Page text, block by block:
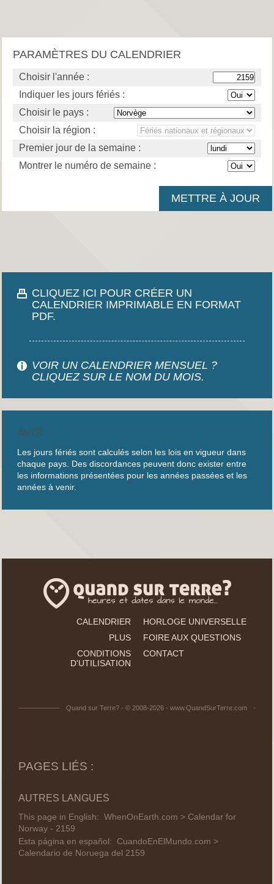
PARAMÈTRES DU CALENDRIER
Choisir l'année :
Indiquer les jours fériés :
Choisir le pays :
Choisir la région :
Premier jour de la semaine :
Montrer le numéro de semaine :
CLIQUEZ ICI POUR CRÉER UN
CALENDRIER IMPRIMABLE EN FORMAT
PDF.
VOIR UN CALENDRIER MENSUEL ?
CLIQUEZ SUR LE NOM DU MOIS.
AVIS
Les jours fériés sont calculés selon les lois en vigueur dans
chaque pays. Des discordances peuvent donc exister entre
les informations présentées pour les années passées et les
années à venir.
CALENDRIER
HORLOGE UNIVERSELLE
PLUS
FOIRE AUX QUESTIONS
CONDITIONS
D'UTILISATION
CONTACT
Quand sur Terre? - © 2008-2026 - www.QuandSurTerre.com
PAGES LIÉS :
AUTRES LANGUES
This page in English: WhenOnEarth.com > Calendar for
Norway - 2159
Esta página en español: CuandoEnElMundo.com >
Calendario de Noruega del 2159